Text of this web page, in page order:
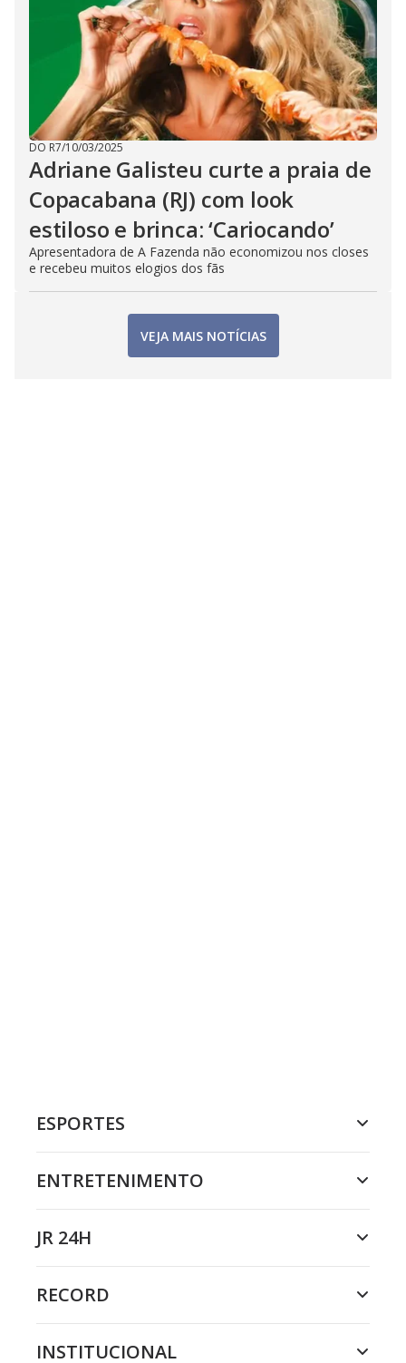
DO R7/10/03/2025
Adriane Galisteu curte a praia de
Copacabana (RJ) com look
estiloso e brinca: ‘Cariocando’
Apresentadora de A Fazenda não economizou nos closes
e recebeu muitos elogios dos fãs
VEJA MAIS NOTÍCIAS
ESPORTES
ENTRETENIMENTO
JR 24H
RECORD
INSTITUCIONAL